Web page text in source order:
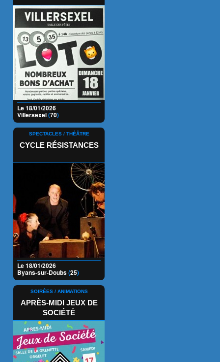
Le 18/01/2026
Villersexel(70)
SPECTACLES / THÉÂTRE
CYCLE RÉSISTANCES
Le 18/01/2026
Byans-sur-Doubs(25)
SOIRÉES / ANIMATIONS
APRÈS-MIDI JEUX DE
SOCIÉTÉ